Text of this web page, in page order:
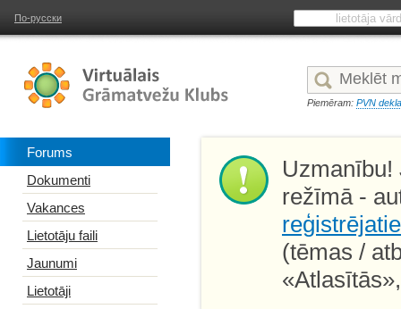
По-русски
Piemēram: PVN
Forums
Dokumenti
Vakances
Lietotāju faili
Jaunumi
Lietotāji
Uzmanību!
režīmā -
(tēmas /